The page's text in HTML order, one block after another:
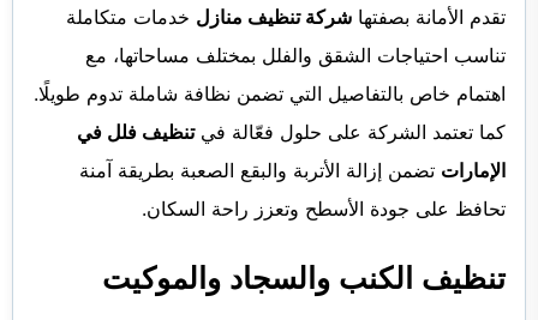
تقدم الأمانة بصفتها شركة تنظيف منازل خدمات متكاملة
تناسب احتياجات الشقق والفلل بمختلف مساحاتها، مع
اهتمام خاص بالتفاصيل التي تضمن نظافة شاملة تدوم طويلًا.
كما تعتمد الشركة على حلول فعّالة فيتنظيف فلل في
الإمارات تضمن إزالة الأتربة والبقع الصعبة بطريقة آمنة
تحافظ على جودة الأسطح وتعزز راحة السكان.
تنظيف الكنب والسجاد والموكيت